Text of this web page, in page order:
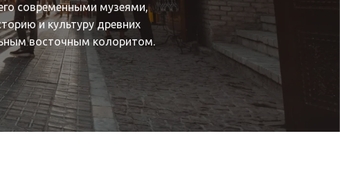
современными музеями,
и культуру древних
восточным колоритом.